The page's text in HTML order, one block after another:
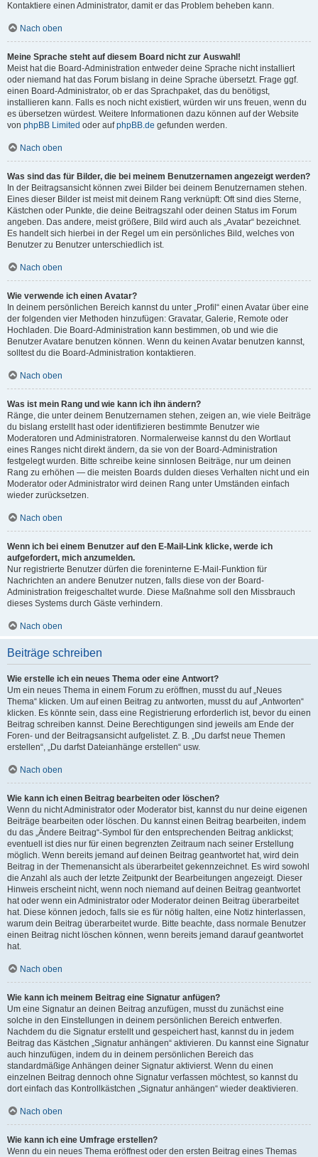
Kontaktiere einen Administrator, damit er das Problem beheben kann.
Nach oben
Meine Sprache steht auf diesem Board nicht zur Auswahl!
Meist hat die Board-Administration entweder deine Sprache nicht installiert
oder niemand hat das Forum bislang in deine Sprache übersetzt. Frage ggf.
einen Board-Administrator, ob er das Sprachpaket, das du benötigst,
installieren kann. Falls es noch nicht existiert, würden wir uns freuen, wenn du
es übersetzen würdest. Weitere Informationen dazu können auf der Website
von phpBB Limited oder aufphpBB.de gefunden werden.
Nach oben
Was sind das für Bilder, die bei meinem Benutzernamen angezeigt werden?
In der Beitragsansicht können zwei Bilder bei deinem Benutzernamen stehen.
Eines dieser Bilder ist meist mit deinem Rang verknüpft: Oft sind dies Sterne,
Kästchen oder Punkte, die deine Beitragszahl oder deinen Status im Forum
angeben. Das andere, meist größere, Bild wird auch als „Avatar“ bezeichnet.
Es handelt sich hierbei in der Regel um ein persönliches Bild, welches von
Benutzer zu Benutzer unterschiedlich ist.
Nach oben
Wie verwende ich einen Avatar?
In deinem persönlichen Bereich kannst du unter „Profil“ einen Avatar über eine
der folgenden vier Methoden hinzufügen: Gravatar, Galerie, Remote oder
Hochladen. Die Board-Administration kann bestimmen, ob und wie die
Benutzer Avatare benutzen können. Wenn du keinen Avatar benutzen kannst,
solltest du die Board-Administration kontaktieren.
Nach oben
Was ist mein Rang und wie kann ich ihn ändern?
Ränge, die unter deinem Benutzernamen stehen, zeigen an, wie viele Beiträge
du bislang erstellt hast oder identifizieren bestimmte Benutzer wie
Moderatoren und Administratoren. Normalerweise kannst du den Wortlaut
eines Ranges nicht direkt ändern, da sie von der Board-Administration
festgelegt wurden. Bitte schreibe keine sinnlosen Beiträge, nur um deinen
Rang zu erhöhen — die meisten Boards dulden dieses Verhalten nicht und ein
Moderator oder Administrator wird deinen Rang unter Umständen einfach
wieder zurücksetzen.
Nach oben
Wenn ich bei einem Benutzer auf den E-Mail-Link klicke, werde ich
aufgefordert, mich anzumelden.
Nur registrierte Benutzer dürfen die foreninterne E-Mail-Funktion für
Nachrichten an andere Benutzer nutzen, falls diese von der Board-
Administration freigeschaltet wurde. Diese Maßnahme soll den Missbrauch
dieses Systems durch Gäste verhindern.
Nach oben
Beiträge schreiben
Wie erstelle ich ein neues Thema oder eine Antwort?
Um ein neues Thema in einem Forum zu eröffnen, musst du auf „Neues
Thema“ klicken. Um auf einen Beitrag zu antworten, musst du auf „Antworten“
klicken. Es könnte sein, dass eine Registrierung erforderlich ist, bevor du einen
Beitrag schreiben kannst. Deine Berechtigungen sind jeweils am Ende der
Foren- und der Beitragsansicht aufgelistet. Z. B. „Du darfst neue Themen
erstellen“, „Du darfst Dateianhänge erstellen“ usw.
Nach oben
Wie kann ich einen Beitrag bearbeiten oder löschen?
Wenn du nicht Administrator oder Moderator bist, kannst du nur deine eigenen
Beiträge bearbeiten oder löschen. Du kannst einen Beitrag bearbeiten, indem
du das „Ändere Beitrag“-Symbol für den entsprechenden Beitrag anklickst;
eventuell ist dies nur für einen begrenzten Zeitraum nach seiner Erstellung
möglich. Wenn bereits jemand auf deinen Beitrag geantwortet hat, wird dein
Beitrag in der Themenansicht als überarbeitet gekennzeichnet. Es wird sowohl
die Anzahl als auch der letzte Zeitpunkt der Bearbeitungen angezeigt. Dieser
Hinweis erscheint nicht, wenn noch niemand auf deinen Beitrag geantwortet
hat oder wenn ein Administrator oder Moderator deinen Beitrag überarbeitet
hat. Diese können jedoch, falls sie es für nötig halten, eine Notiz hinterlassen,
warum dein Beitrag überarbeitet wurde. Bitte beachte, dass normale Benutzer
einen Beitrag nicht löschen können, wenn bereits jemand darauf geantwortet
hat.
Nach oben
Wie kann ich meinem Beitrag eine Signatur anfügen?
Um eine Signatur an deinen Beitrag anzufügen, musst du zunächst eine
solche in den Einstellungen in deinem persönlichen Bereich entwerfen.
Nachdem du die Signatur erstellt und gespeichert hast, kannst du in jedem
Beitrag das Kästchen „Signatur anhängen“ aktivieren. Du kannst eine Signatur
auch hinzufügen, indem du in deinem persönlichen Bereich das
standardmäßige Anhängen deiner Signatur aktivierst. Wenn du einen
einzelnen Beitrag dennoch ohne Signatur verfassen möchtest, so kannst du
dort einfach das Kontrollkästchen „Signatur anhängen“ wieder deaktivieren.
Nach oben
Wie kann ich eine Umfrage erstellen?
Wenn du ein neues Thema eröffnest oder den ersten Beitrag eines Themas